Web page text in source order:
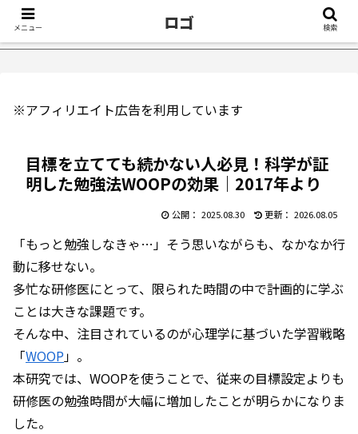
｜不眠症体験談 【18万再生】YouTube：うつ病が治った
※アフィリエイト広告を利用しています
目標を立てても続かない人必見！科学が証
明した勉強法WOOPの効果｜2017年より
2025.08.30 2026.08.05
「もっと勉強しなきゃ…」そう思いながらも、なかなか行
動に移せない――。
多忙な研修医にとって、限られた時間の中で計画的に学ぶ
ことは大きな課題です。
そんな中、注目されているのが心理学に基づいた学習戦略
「WOOP」。
本研究では、WOOPを使うことで、従来の目標設定よりも
研修医の勉強時間が大幅に増加したことが明らかになりま
した。
メニュー ロゴ 検索